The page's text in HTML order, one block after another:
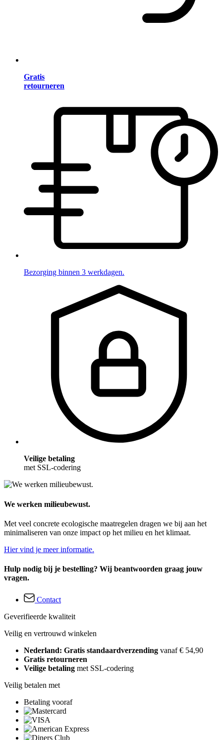
Gratis
retourneren
Bezorging binnen 3 werkdagen.
Veilige betaling
met SSL-codering
We werken milieubewust.
Met veel concrete ecologische maatregelen dragen we bij aan het
minimaliseren van onze impact op het milieu en het klimaat.
Hier vind je meer informatie.
Hulp nodig bij je bestelling? Wij beantwoorden graag jouw
vragen.
Contact
Geverifieerde kwaliteit
Veilig en vertrouwd winkelen
Nederland: Gratis standaardverzending vanaf € 54,90
Gratis retourneren
Veilige betaling met SSL-codering
Veilig betalen met
Betaling vooraf